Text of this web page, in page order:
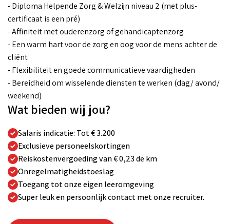
- Diploma Helpende Zorg & Welzijn niveau 2 (met plus-
certificaat is een pré)
- Affiniteit met ouderenzorg of gehandicaptenzorg
- Een warm hart voor de zorg en oog voor de mens achter de
cliënt
- Flexibiliteit en goede communicatieve vaardigheden
- Bereidheid om wisselende diensten te werken (dag/ avond/
weekend)
Wat bieden wij jou?
Salaris indicatie: Tot € 3.200
Exclusieve personeelskortingen
Reiskostenvergoeding van € 0,23 de km
Onregelmatigheidstoeslag
Toegang tot onze eigen leeromgeving
Super leuk en persoonlijk contact met onze recruiter.